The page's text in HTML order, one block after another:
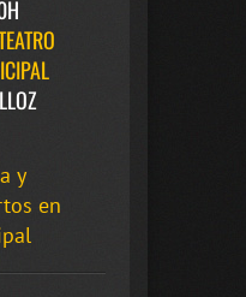
y
en